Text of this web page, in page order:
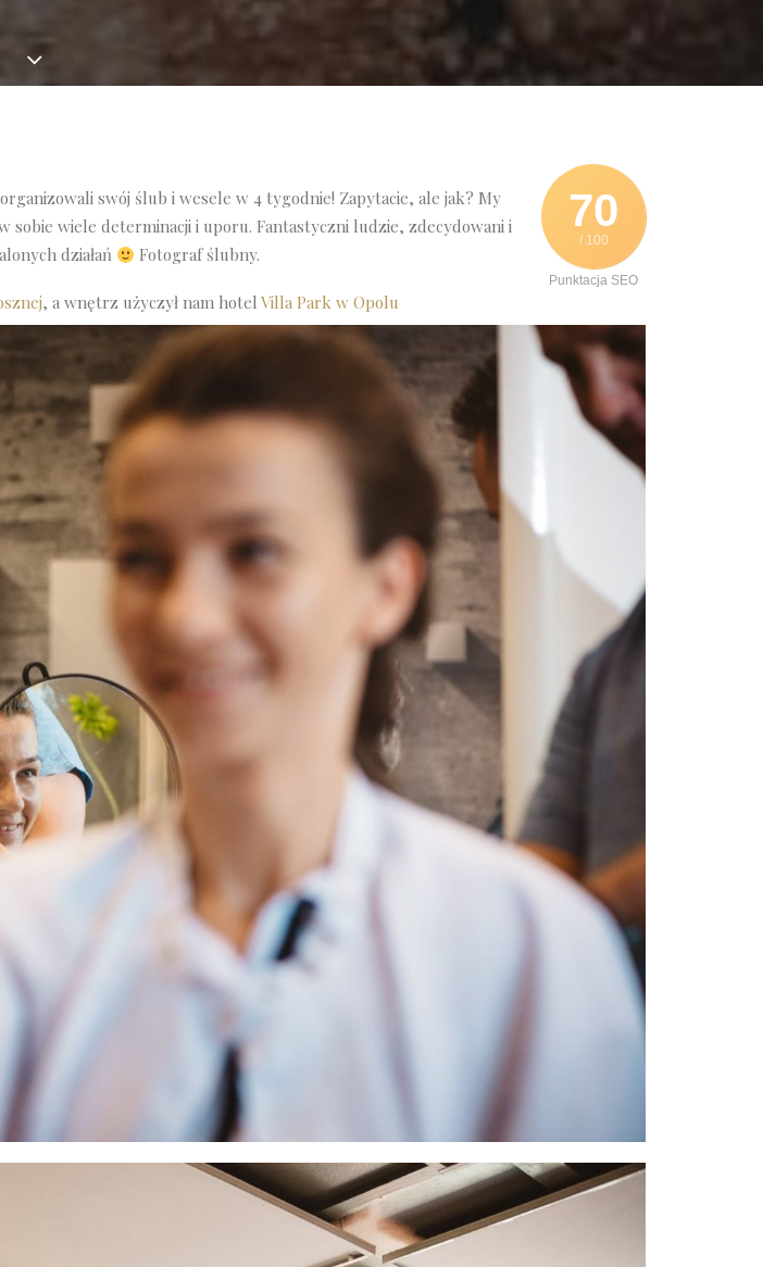
70
/ 100
Punktacja SEO
swój ślub i wesele w 4 tygodnie! Zapytacie, ale jak? My
sobie wiele determinacji i uporu. Fantastyczni ludzie, zdecydowani i
działań
Fotograf ślubny.
, a wnętrz użyczył nam hotel Villa Park w Opolu